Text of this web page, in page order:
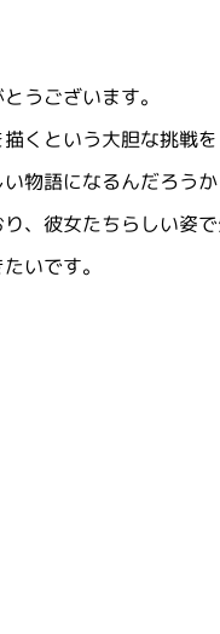
うございます。
くという大胆な挑戦を
物語になるんだろう
、彼女たちらしい姿
いです。